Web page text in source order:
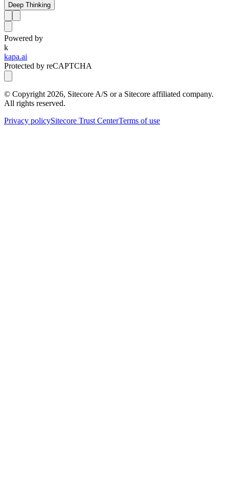
Deep Thinking
Powered by
k
kapa.ai
Protected by reCAPTCHA
© Copyright 2026, Sitecore A/S or a Sitecore affiliated company.
All rights reserved.
Privacy policySitecore Trust CenterTerms of use